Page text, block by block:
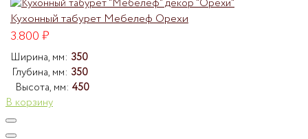
Кухонный табурет Мебелеф Орехи
3.800₽
Ширина, мм: 350
Глубина, мм: 350
Высота, мм: 450
В корзину